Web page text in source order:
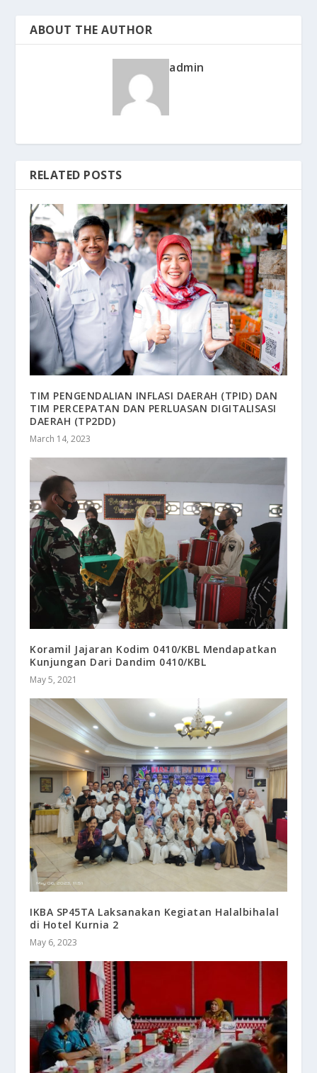
ABOUT THE AUTHOR
admin
RELATED POSTS
TIM PENGENDALIAN INFLASI DAERAH (TPID) DAN
TIM PERCEPATAN DAN PERLUASAN DIGITALISASI
DAERAH (TP2DD)
March 14, 2023
Koramil Jajaran Kodim 0410/KBL Mendapatkan
Kunjungan Dari Dandim 0410/KBL
May 5, 2021
IKBA SP45TA Laksanakan Kegiatan Halalbihalal
di Hotel Kurnia 2
May 6, 2023